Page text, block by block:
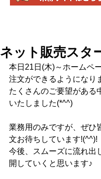
ネット販売スタ
本日21日(木)～ホームペ
注文ができるようになり
たくさんのご要望がある
いたしました(*^^)
業務用のみですが、ぜひ
文お待ちしています!(^^)!
今後、スムーズに流れ出
開していくと思います♪